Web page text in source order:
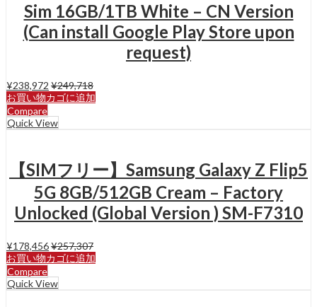
Sim 16GB/1TB White – CN Version
(Can install Google Play Store upon
request)
¥238,972 ¥249,718
お買い物カゴに追加
Compare
Quick View
【SIMフリー】Samsung Galaxy Z Flip5
5G 8GB/512GB Cream – Factory
Unlocked (Global Version ) SM-F7310
¥178,456¥257,307
お買い物カゴに追加
Compare
Quick View